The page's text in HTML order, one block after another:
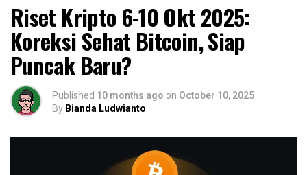
Riset Kripto 6-10 Okt 2025:
Koreksi Sehat Bitcoin, Siap
Puncak Baru?
Published 10 months ago on October 10, 2025
By Bianda Ludwianto